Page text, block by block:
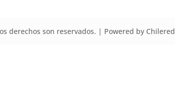
derechos son reservados. | Powered by Chilered